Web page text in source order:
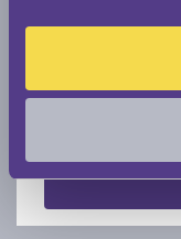
Модел